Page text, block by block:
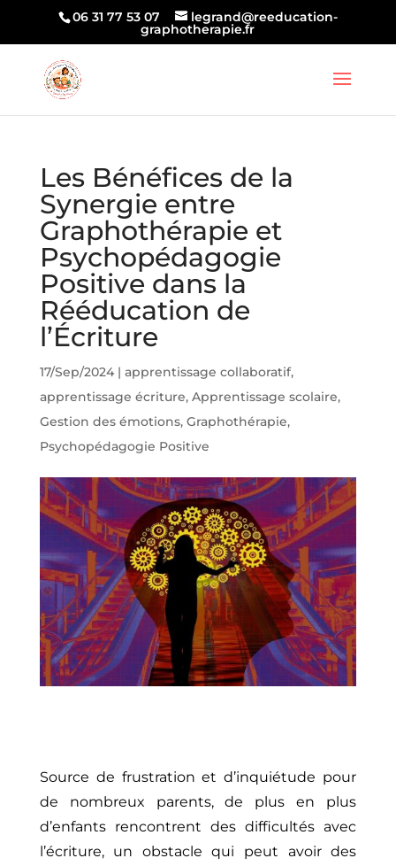
06 31 77 53 07 legrand@reeducation-
graphotherapie.fr
Les Bénéfices de la
Synergie entre
Graphothérapie et
Psychopédagogie
Positive dans la
Rééducation de
l’Écriture
17/Sep/2024| apprentissage collaboratif,
apprentissage écriture, Apprentissage scolaire,
Gestion des émotions, Graphothérapie,
Psychopédagogie Positive
Source de frustration et d’inquiétude pour
de nombreux parents, de plus en plus
d’enfants rencontrent des difficultés avec
l’écriture, un obstacle qui peut avoir des